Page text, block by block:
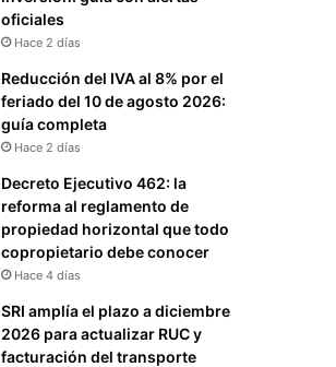
oficiales
Hace 2 días
Reducción del IVA al 8% por el
feriado del 10 de agosto 2026:
guía completa
Hace 2 días
Decreto Ejecutivo 462: la
reforma al reglamento de
propiedad horizontal que todo
copropietario debe conocer
Hace 4 días
SRI amplía el plazo a diciembre
2026 para actualizar RUC y
facturación del transporte